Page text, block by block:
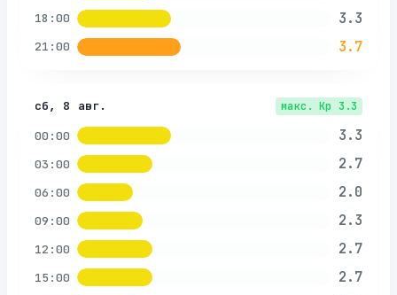
18:00 3.3
21:00 3.7
сб, 8 авг. макс. Kp 3.3
00:00 3.3
03:00 2.7
06:00 2.0
09:00 2.3
12:00 2.7
15:00 2.7